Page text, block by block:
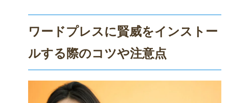
ワードプレスに賢威をインストー
ルする際のコツや注意点